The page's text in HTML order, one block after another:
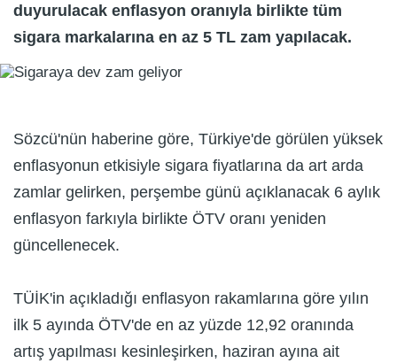
duyurulacak enflasyon oranıyla birlikte tüm
sigara markalarına en az 5 TL zam yapılacak.
Sözcü'nün haberine göre, Türkiye'de görülen yüksek
enflasyonun etkisiyle sigara fiyatlarına da art arda
zamlar gelirken, perşembe günü açıklanacak 6 aylık
enflasyon farkıyla birlikte ÖTV oranı yeniden
güncellenecek.
TÜİK'in açıkladığı enflasyon rakamlarına göre yılın
ilk 5 ayında ÖTV'de en az yüzde 12,92 oranında
artış yapılması kesinleşirken, haziran ayına ait